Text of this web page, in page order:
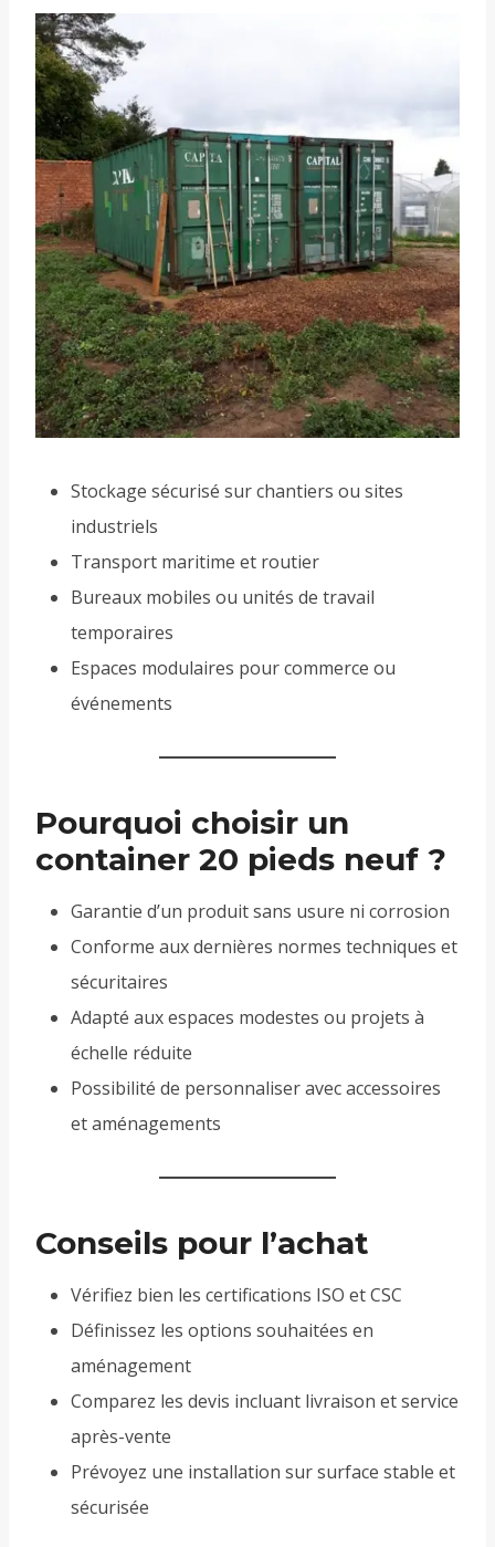
Stockage sécurisé sur chantiers ou sites
industriels
Transport maritime et routier
Bureaux mobiles ou unités de travail
temporaires
Espaces modulaires pour commerce ou
événements
Pourquoi choisir un
container 20 pieds neuf ?
Garantie d’un produit sans usure ni corrosion
Conforme aux dernières normes techniques et
sécuritaires
Adapté aux espaces modestes ou projets à
échelle réduite
Possibilité de personnaliser avec accessoires
et aménagements
Conseils pour l’achat
Vérifiez bien les certifications ISO et CSC
Définissez les options souhaitées en
aménagement
Comparez les devis incluant livraison et service
après-vente
Prévoyez une installation sur surface stable et
sécurisée